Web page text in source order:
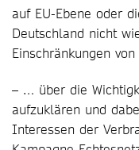
auf EU-Ebene oder
Deutschland nicht
Einschränkungen
– … über die
aufzuklären und
Interessen der